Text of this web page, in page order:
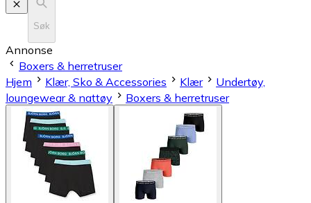
Søk
Annonse
Boxers & herretruser
Hjem
Klær, Sko & Accessories Klær
Undertøy,
loungewear & nattøy
Boxers & herretruser